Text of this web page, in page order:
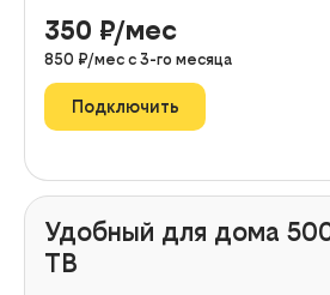
350 ₽/мес
850 ₽/мес с 3-го месяца
Подключить
Удобный для дома
ТВ